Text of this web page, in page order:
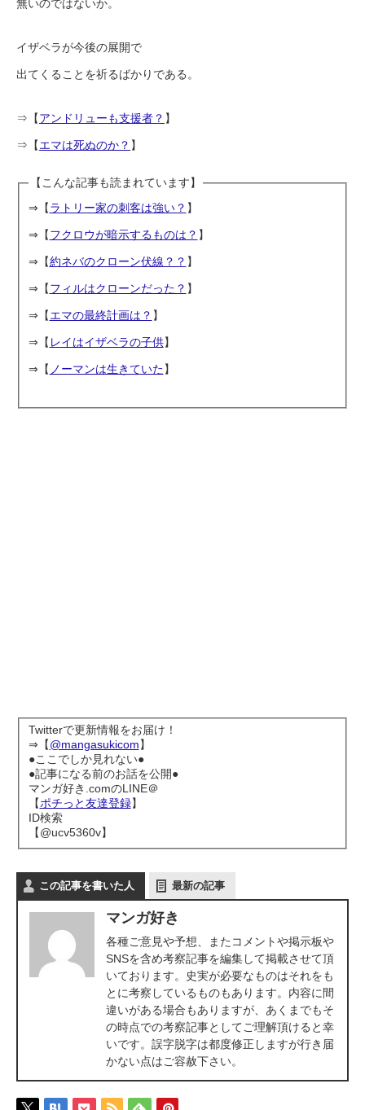
無いのではないか。
イザベラが今後の展開で
出てくることを祈るばかりである。
⇒【アンドリューも支援者？ 】
⇒【エマは死ぬのか？ 】
【こんな記事も読まれています】
⇒【ラトリー家の刺客は強い？ 】
⇒【フクロウが暗示するものは？ 】
⇒【約ネバのクローン伏線？？ 】
⇒【フィルはクローンだった？ 】
⇒【エマの最終計画は？ 】
⇒【 レイはイザベラの子供】
⇒【 ノーマンは生きていた】
Twitterで更新情報をお届け！
⇒【@mangasukicom】
●ここでしか見れない●
●記事になる前のお話を公開●
マンガ好き.comのLINE＠
【ポチっと友達登録】
ID検索
【@ucv5360v】
この記事を書いた人 最新の記事
マンガ好き
各種ご意見や予想、またコメントや掲示板や
SNSを含め考察記事を編集して掲載させて頂
いております。史実が必要なものはそれをも
とに考察しているものもあります。内容に間
違いがある場合もありますが、あくまでもそ
の時点での考察記事としてご理解頂けると幸
いです。誤字脱字は都度修正しますが行き届
かない点はご容赦下さい。